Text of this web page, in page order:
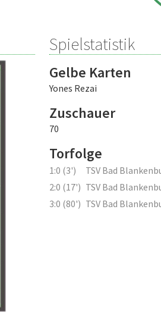
Spielstatistik
Gelbe Karten
Yones Rezai
Zuschauer
70
Torfolge
1:0 (3')
TSV Bad
2:0 (17') TSV Bad
3:0 (80') TSV Bad